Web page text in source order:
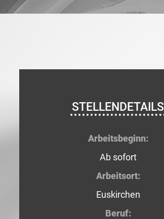
STELLENDETAILS
Arbeitsbeginn:
Ab sofort
Arbeitsort:
Euskirchen
Beruf: